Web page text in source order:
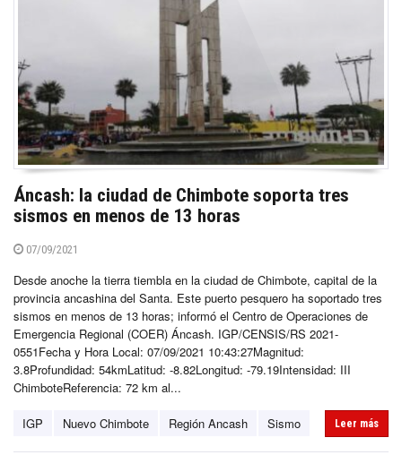
Áncash: la ciudad de Chimbote soporta tres
sismos en menos de 13 horas
07/09/2021
Desde anoche la tierra tiembla en la ciudad de Chimbote, capital de la
provincia ancashina del Santa. Este puerto pesquero ha soportado tres
sismos en menos de 13 horas; informó el Centro de Operaciones de
Emergencia Regional (COER) Áncash. IGP/CENSIS/RS 2021-
0551Fecha y Hora Local: 07/09/2021 10:43:27Magnitud:
3.8Profundidad: 54kmLatitud: -8.82Longitud: -79.19Intensidad: III
ChimboteReferencia: 72 km al...
IGP Nuevo Chimbote Región Ancash Sismo Leer más